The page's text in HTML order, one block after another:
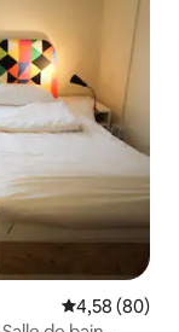
Évaluation
4,58 (80)